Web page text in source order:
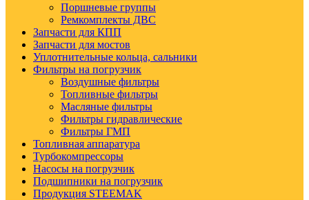
Поршневые группы
Ремкомплекты ДВС
Запчасти для КПП
Запчасти для мостов
Уплотнительные кольца, сальники
Фильтры на погрузчик
Воздушные фильтры
Топливные фильтры
Масляные фильтры
Фильтры гидравлические
Фильтры ГМП
Топливная аппаратура
Турбокомпрессоры
Насосы на погрузчик
Подшипники на погрузчик
Продукция STEEMAK